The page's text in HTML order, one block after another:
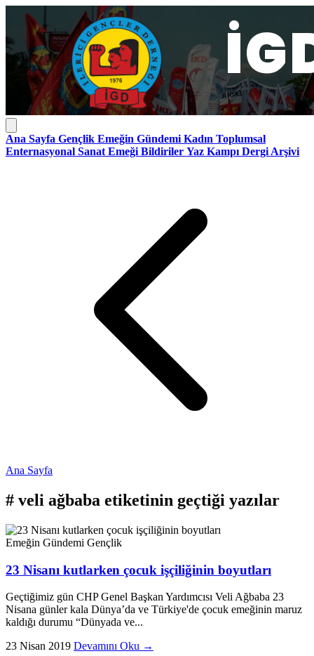
Ana Sayfa Gençlik Emeğin Gündemi Kadın Toplumsal
Enternasyonal Sanat Emeği Bildiriler Yaz Kampı Dergi Arşivi
Ana Sayfa
# veli ağbaba etiketinin geçtiği yazılar
Emeğin Gündemi Gençlik
23 Nisanı kutlarken çocuk işçiliğinin boyutları
Geçtiğimiz gün CHP Genel Başkan Yardımcısı Veli Ağbaba 23
Nisana günler kala Dünya’da ve Türkiye'de çocuk emeğinin maruz
kaldığı durumu “Dünyada ve...
23 Nisan 2019 Devamını Oku →